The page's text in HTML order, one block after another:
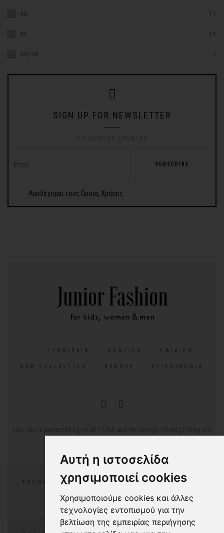
Αυτή η ιστοσελίδα
χρησιμοποιεί cookies
Χρησιμοποιούμε cookies και άλλες
τεχνολογίες εντοπισμού για την
βελτίωση της εμπειρίας περιήγησης
40 11
41 11
35/36 1
SIGN UP FOR NEWSLETTER
SUBSCRIBE
Αποδέχομαι τους Όρους Χρήσης
ΓΥΝΑΙΚΕΊΑ ΑΝΔΡΙΚΆ ΠΑΙΔΙΚΆ
NEW COLLECTION BRANDS ΕΠΙΚΟΙΝΩΝΊΑ
ΤΡΌΠΟΙ ΠΛΗΡΩΜΉΣ ΕΠΙΣΤΡΟΦΈΣ/ΑΛΛΑΓΕΣ
ΣΥΧΝΈΣ ΕΡΩΤΉΣΕΙΣ